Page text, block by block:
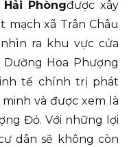
Phòngđược xây
xã Trân Châu
ra khu vực cửa
Hoa Phượng
tế chính trị phát
và được xem là
Đỏ. Với những lợi
dân sẽ không còn